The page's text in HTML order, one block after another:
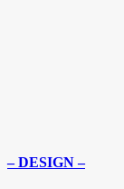
– DESIGN –